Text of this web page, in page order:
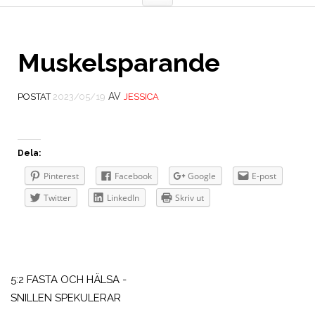
Muskelsparande
POSTAT 2023/05/19 AV JESSICA
Dela:
Pinterest Facebook Google
E-post
Twitter
LinkedIn Skriv ut
5:2 FASTA OCH HÄLSA -
SNILLEN SPEKULERAR